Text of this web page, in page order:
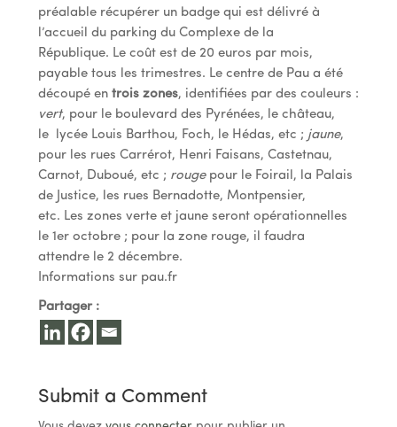
préalable récupérer un badge qui est délivré à
l’accueil du parking du Complexe de la
République. Le coût est de 20 euros par mois,
payable tous les trimestres. Le centre de Pau a été
découpé entrois zones, identifiées par des couleurs :
vert, pour le boulevard des Pyrénées, le château,
le lycée Louis Barthou, Foch, le Hédas, etc ; jaune,
pour les rues Carrérot, Henri Faisans, Castetnau,
Carnot, Duboué, etc ; rougepour le Foirail, la Palais
de Justice, les rues Bernadotte, Montpensier,
etc. Les zones verte et jaune seront opérationnelles
le 1er octobre ; pour la zone rouge, il faudra
attendre le 2 décembre.
Informations sur pau.fr
Partager :
Submit a Comment